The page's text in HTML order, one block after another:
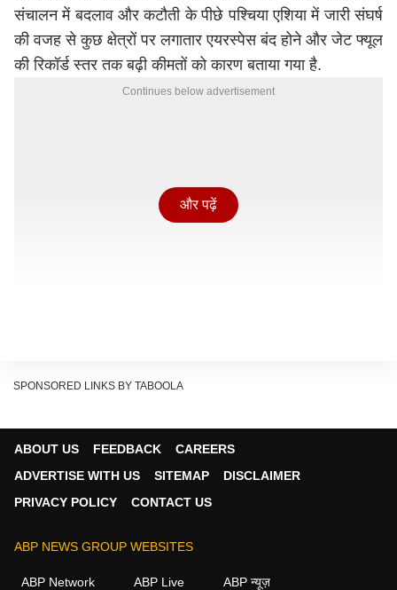
संचालन में बदलाव और कटौती के पीछे पश्चिया एशिया में जारी संघर्ष
की वजह से कुछ क्षेत्रों पर लगातार एयरस्पेस बंद होने और जेट फ्यूल
की रिकॉर्ड स्तर तक बढ़ी कीमतों को कारण बताया गया है.
Continues below advertisement
में इन बदलावों का मुख्य उद्देश्य नेटवर्क को ज्यादा स्थिर बनाना और
और पढ़ें
SPONSORED LINKS BY TABOOLA
ABOUT US FEEDBACK
CAREERS
ADVERTISE WITH US
SITEMAP
DISCLAIMER
PRIVACY POLICY
CONTACT US
ABP NEWS GROUP WEBSITES
ABP Network ABP Live ABP न्यूज़